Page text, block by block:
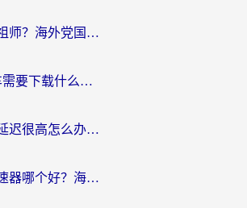
德国怎么玩最强祖师？海外党国服游戏加速器选择全攻略（附宝可梦Online实测）
在国外玩QQ飞车需要下载什么加速器呢？海外党亲测有效的国服游戏加速指南
雪糕工厂国外玩延迟很高怎么办？海外玩家国服游戏加速终极攻略（附实测推荐）
打江南百景图加速器哪个好？海外党踩坑N次后，终于找到不卡的秘诀